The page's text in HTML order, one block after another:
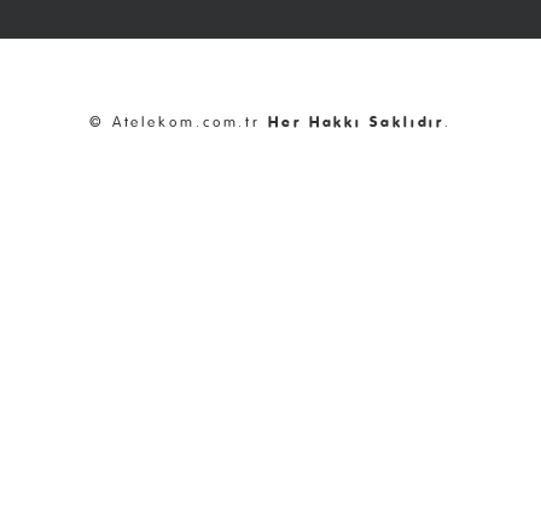
© Atelekom.com.trHer Hakkı Saklıdır .